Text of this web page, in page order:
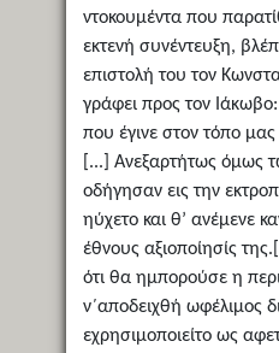
ντοκουμέντα που
εκτενή συνέντευξη,
επιστολή του τον
γράφει προς τον
που έγινε στον τόπο
[...] Ανεξαρτήτως όμως
οδήγησαν εις την
ηύχετο και θ’ ανέμενε
έθνους αξιοποίησίς
ότι θα ημπορούσε η
ν΄αποδειχθή ωφέλιμος
εχρησιμοποιείτο ως